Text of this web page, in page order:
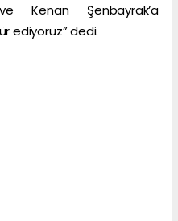
Kenan Şenbayrak’a
ediyoruz” dedi.